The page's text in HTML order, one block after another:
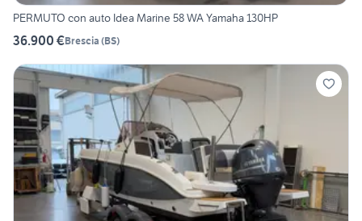
PERMUTO con auto Idea Marine 58 WA Yamaha 130HP
36.900 €Brescia (BS)